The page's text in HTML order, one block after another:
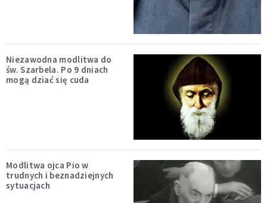
Niezawodna modlitwa do
św. Szarbela. Po 9 dniach
mogą dziać się cuda
Modlitwa ojca Pio w
trudnych i beznadziejnych
sytuacjach